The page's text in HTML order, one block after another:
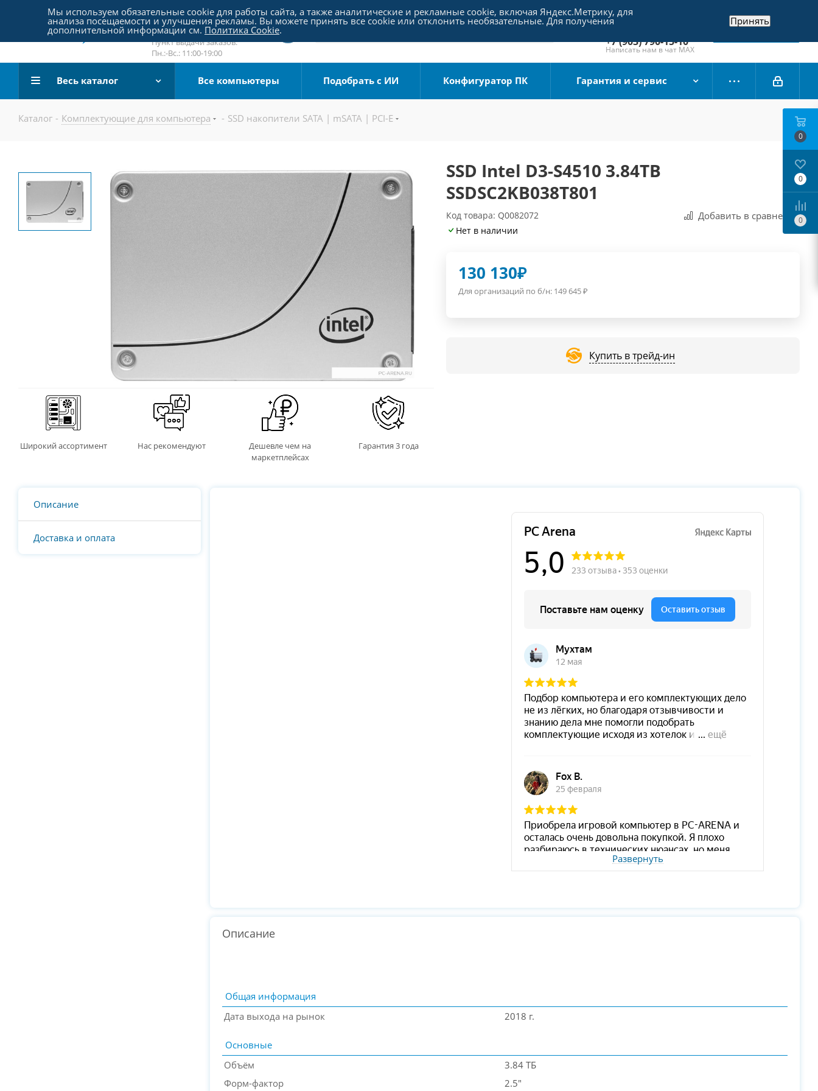
Пятницкое шоссе 18, пав. 267
email:sale@pc-arena.ru
Пн.:-Вс.: 10:00-20:00
Пункт выдачи заказов:
Пн.:-Вс.: 11:00-19:00
+7 (495) 790-15-10
Отдел продаж
+7 (903) 790-15-10
Написать нам в чат MAX
Заказать звонок
Весь каталог Все компьютеры Подобрать с ИИ Конфигуратор ПК Гарантия и сервис
Каталог - Комплектующие для компьютера - SSD накопители SATA | mSATA | PCI-E
Широкий ассортимент Нас рекомендуют
Дешевле чем на
маркетплейсах
Гарантия 3 года
SSD Intel D3-S4510 3.84TB
SSDSC2KB038T801
Код товара: Q0082072 Добавить в сравнения
Нет в наличии
130 130₽
Для организаций по б/н: 149 645₽
Купить в трейд-ин
Описание
Доставка и оплата
Развернуть
Описание
Общая информация
Дата выхода на рынок
2018 г.
Основные
Объём
3.84 ТБ
Форм-фактор
2.5"
0
0
0
Мы используем обязательные cookie для работы сайта, а также аналитические и рекламные cookie, включая Яндекс.Метрику, для
анализа посещаемости и улучшения рекламы. Вы можете принять все cookie или отклонить необязательные. Для получения
дополнительной информации см. Политика Cookie.
Принять